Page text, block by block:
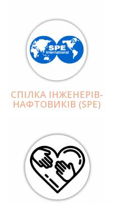
СПІЛКА ІНЖЕНЕРІВ-
НАФТОВИКІВ (SPE)